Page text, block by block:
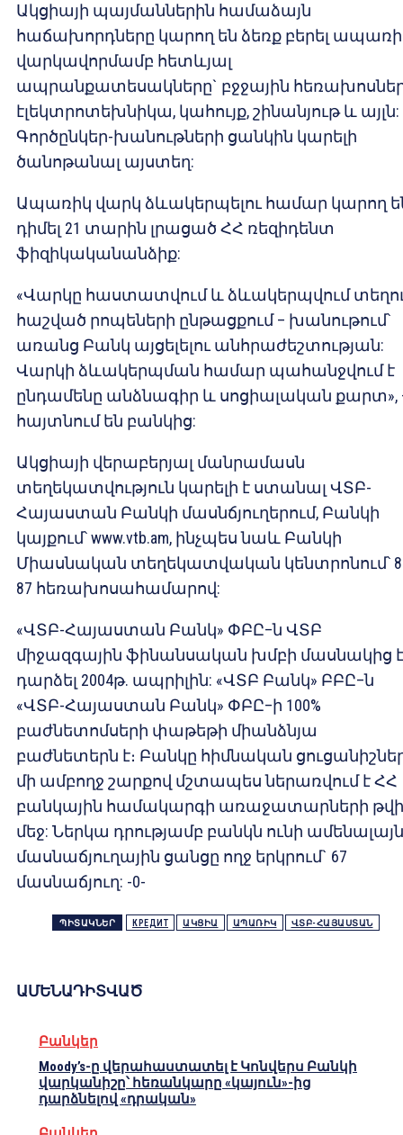
Ակցիայի պայմաններին համաձայն
հաճախորդները կարող են ձեռք բերել
վարկավորմամբ հետևյալ
ապրանքատեսակները` բջջային
էլեկտրոտեխնիկա, կահույք, շինանյութ և այլն:
Գործընկեր-խանութների ցանկին կարելի
ծանոթանալ այստեղ:
Ապառիկ վարկ ձևակերպելու համար կարող
դիմել 21 տարին լրացած ՀՀ ռեզիդենտ
ֆիզիկականանձիք:
«Վարկը հաստատվում և ձևակերպվում
հաշված րոպեների ընթացքում – խանութում՝
առանց Բանկ այցելելու անհրաժեշտության:
Վարկի ձևակերպման համար պահանջվում է
ընդամենը անձնագիր և սոցիալական քարտ»,
հայտնում են բանկից:
Ակցիայի վերաբերյալ մանրամասն
տեղեկատվություն կարելի է ստանալ ՎՏԲ-
Հայաստան Բանկի մասնճյուղերում, Բանկի
կայքում՝ www.vtb.am, ինչպես նաև Բանկի
Միասնական տեղեկատվական կենտրոնում՝
87 հեռախոսահամարով:
«ՎՏԲ-Հայաստան Բանկ» ՓԲԸ–ն ՎՏԲ
միջազգային ֆինանսական խմբի մասնակից է
դարձել 2004թ. ապրիլին: «ՎՏԲ Բանկ» ԲԲԸ–ն
«ՎՏԲ-Հայաստան Բանկ» ՓԲԸ–ի 100%
բաժնետոմսերի փաթեթի միանձնյա
բաժնետերն է։ Բանկը հիմնական
մի ամբողջ շարքով մշտապես ներառվում է ՀՀ
բանկային համակարգի առաջատարների թվի
մեջ: Ներկա դրությամբ բանկն ունի ամենալայն
մասնաճյուղային ցանցը ողջ երկրում` 67
մասնաճյուղ: -0-
ՊԻՏԱԿՆԵՐ КРЕДИТ ԱԿՑԻԱ ԱՊԱՌԻԿ ՎՏԲ-ՀԱՅԱՍՏԱՆ
ԱՄԵՆԱԴԻՏՎԱԾ
Բանկեր
Moody’s-ը վերահաստատել է Կոնվերս Բանկի
վարկանիշը՝ հեռանկարը «կայուն»-ից
դարձնելով «դրական»